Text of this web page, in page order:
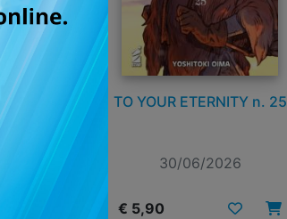
TO YOUR ETERNITY n. 25
30/06/2026
€ 5,90